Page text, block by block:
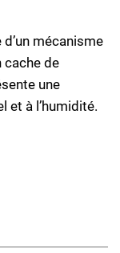
mécanisme
cache de
une
et à l’humidité.